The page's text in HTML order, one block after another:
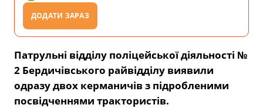
ДОДАТИ ЗАРАЗ
Патрульні відділу поліцейської діяльності №
2 Бердичівського райвідділу виявили
одразу двох керманичів з підробленими
посвідченнями трактористів.